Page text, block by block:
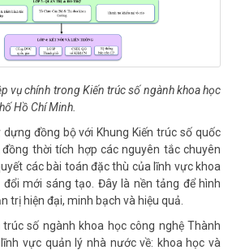
vụ chính trong Kiến trúc số ngành khoa học
Hồ Chí Minh.
dựng đồng bộ với Khung Kiến trúc số quốc
thời tích hợp các nguyên tắc chuyên
các bài toán đặc thù của lĩnh vực khoa
đổi mới sáng tạo. Đây là nền tảng để hình
trị hiện đại, minh bạch và hiệu quả.
trúc số ngành khoa học công nghệ Thành
vực quản lý nhà nước về: khoa học và